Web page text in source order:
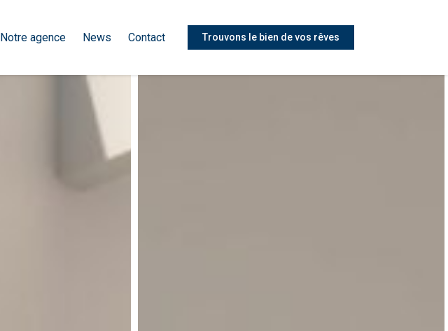
Notre agence News Contact Trouvons le bien de vos rêves